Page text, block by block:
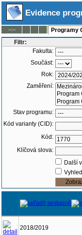
Evidence
--:-- Programy
Filtr:
Fakulta:
Součást:
Rok:
Zaměření:
Stav programu:
Kód varianty (CID):
Kód:
Klíčová slova:
Další
2018/2019